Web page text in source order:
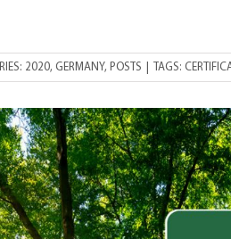
2020, GERMANY, POSTS TAGS: